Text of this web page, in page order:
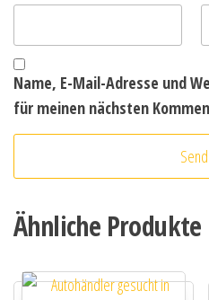
Name, E-Mail-Adresse und
für meinen nächsten
Ähnliche Produkte